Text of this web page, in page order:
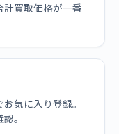
買取価格が一番
気に入り登録。
。